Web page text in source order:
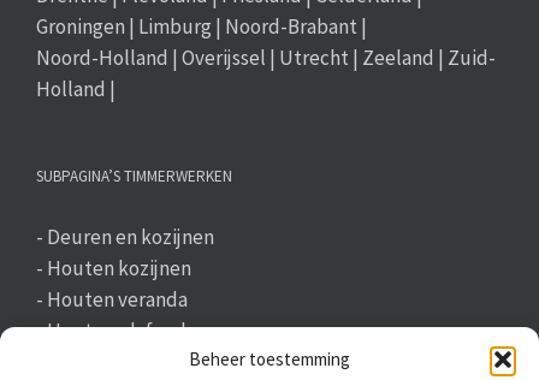
Beheer toestemming
Groningen | Limburg | Noord-Brabant |
Noord-Holland | Overijssel | Utrecht | Zeeland | Zuid-
Holland |
SUBPAGINA’S TIMMERWERKEN
- Deuren en kozijnen
- Houten kozijnen
- Houten veranda
-Houten plafonds